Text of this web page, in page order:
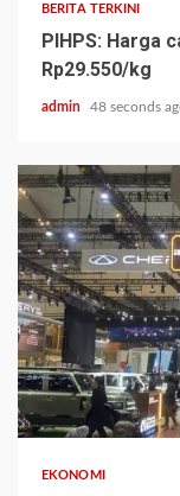
BERITA TERKINI
PIHPS: Harga
Rp29.550/kg
admin 48 seconds
EKONOMI